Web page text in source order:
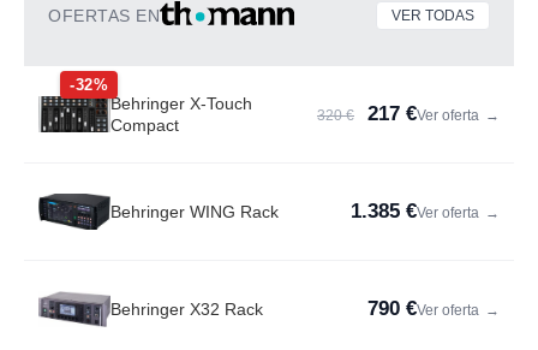
OFERTAS EN VER TODAS
-32%
Behringer X-Touch
Compact
320 € 217 €Ver oferta →
Behringer WING Rack 1.385 €Ver oferta →
Behringer X32 Rack 790 €Ver oferta →